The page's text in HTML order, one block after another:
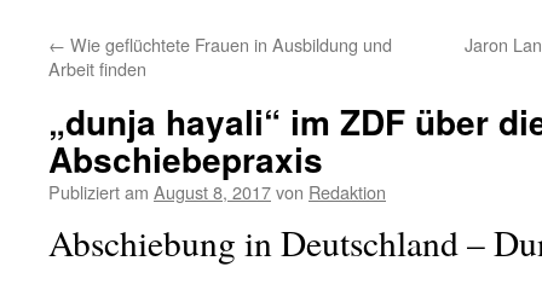
← Wie geflüchtete Frauen in Ausbildung und
Arbeit finden
Jaron
„dunja hayali“ im ZDF über
Abschiebepraxis
Publiziert am August 8, 2017von Redaktion
Abschiebung in Deutschland –